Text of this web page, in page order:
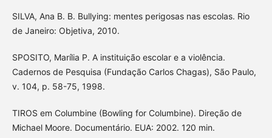
SILVA, Ana B. B. Bullying: mentes perigosas nas escolas. Rio
de Janeiro: Objetiva, 2010.
SPOSITO, Marília P. A instituição escolar e a violência.
Cadernos de Pesquisa (Fundação Carlos Chagas), São Paulo,
v. 104, p. 58-75, 1998.
TIROS em Columbine (Bowling for Columbine). Direção de
Michael Moore. Documentário. EUA: 2002. 120 min.